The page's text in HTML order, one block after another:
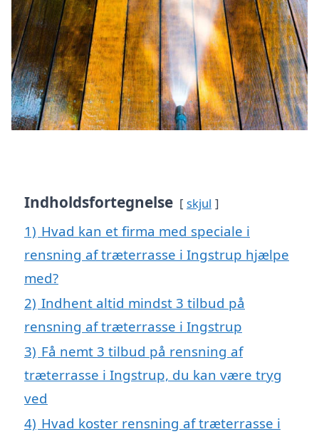
Indholdsfortegnelse skjul
1) Hvad kan et firma med speciale i
rensning af træterrasse i Ingstrup hjælpe
med?
2) Indhent altid mindst 3 tilbud på
rensning af træterrasse i Ingstrup
3) Få nemt 3 tilbud på rensning af
træterrasse i Ingstrup, du kan være tryg
ved
4) Hvad koster rensning af træterrasse i